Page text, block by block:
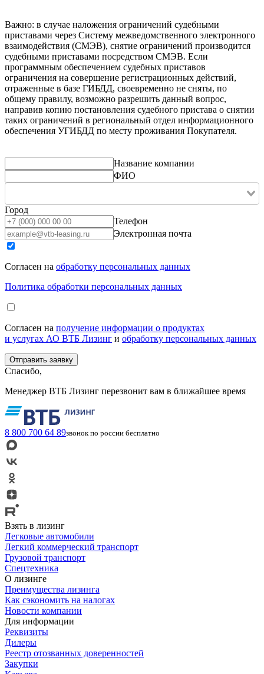
Важно: в случае наложения ограничений судебными
приставами через Систему межведомственного электронного
взаимодействия (СМЭВ), снятие ограничений производится
судебными приставами посредством СМЭВ. Если
программным обеспечением судебных приставов
ограничения на совершение регистрационных действий,
отраженные в базе ГИБДД, своевременно не сняты, по
общему правилу, возможно разрешить данный вопрос,
направив копию постановления судебного пристава о снятии
таких ограничений в региональный отдел информационного
обеспечения УГИБДД по месту проживания Покупателя.
Название компании
ФИО
Город
Телефон
Электронная почта
Согласен на обработку персональных данных
Политика обработки персональных данных
Согласен на получение информации о продуктах
и услугах АО ВТБ Лизинг и обработку персональных данных
Спасибо,
Менеджер ВТБ Лизинг перезвонит вам в ближайшее время
8 800 700 64 89звонок по россии бесплатно
Взять в лизинг
Легковые автомобили
Легкий коммерческий транспорт
Грузовой транспорт
Спецтехника
О лизинге
Преимущества лизинга
Как сэкономить на налогах
Новости компании
Для информации
Реквизиты
Дилеры
Реестр отозванных доверенностей
Закупки